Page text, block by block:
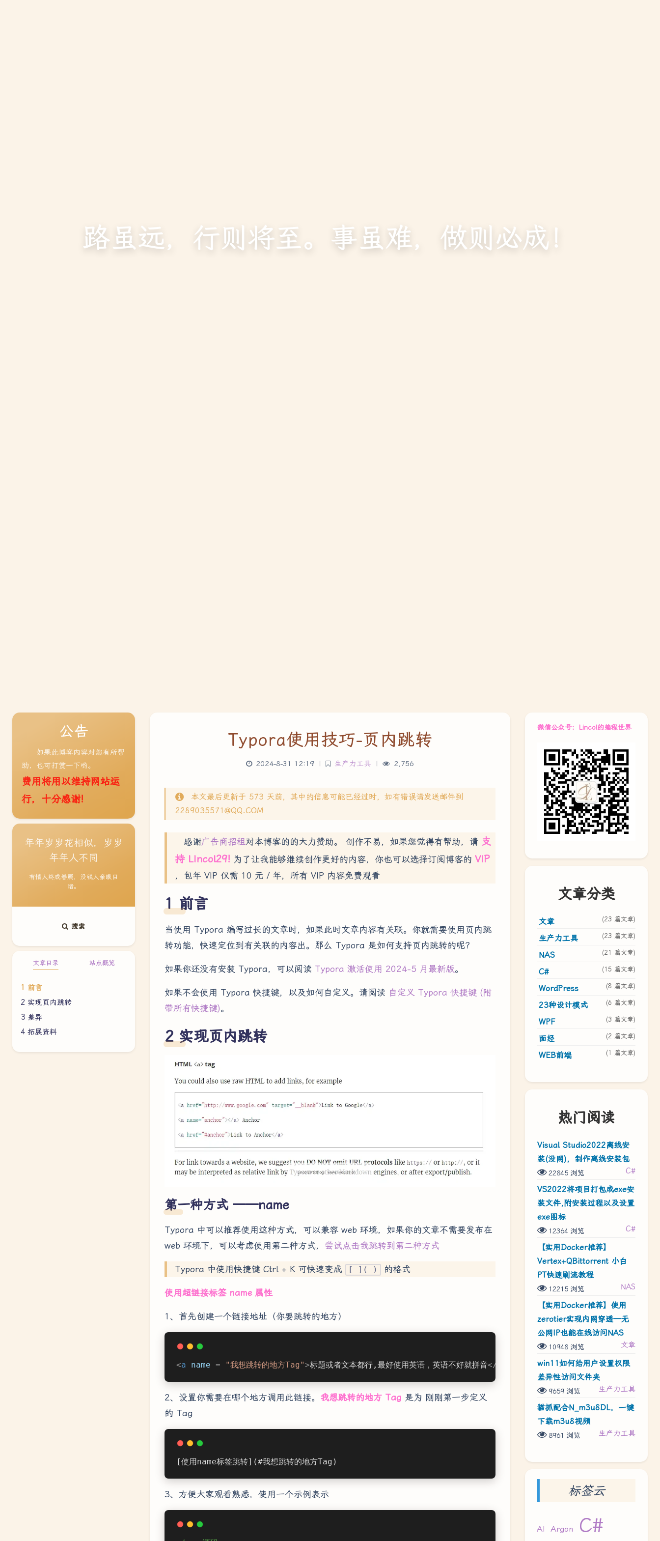
路虽远，行则将至。事虽难，做则必成！
公告
如果此博客内容对您有所帮
助，也可打赏一下哟。
费用将用以维持网站运
行，十分感谢!
年年岁岁花相似，岁岁
年年人不同
有情人终成眷属，没钱人亲眼目
睹。
搜索
文章目录 站点概览
前言
实现页内跳转
差异
拓展资料
微信公众号：Lincol的编程世界
文章分类
文章 (23 篇文章)
生产力工具 (23 篇文章)
NAS (21 篇文章)
C# (15 篇文章)
WordPress (8 篇文章)
23种设计模式 (6 篇文章)
WPF (3 篇文章)
面经 (2 篇文章)
WEB前端 (1 篇文章)
热门阅读
Visual Studio2022离线安
装(没网)，制作离线安装包
22845 浏览 C#
VS2022将项目打包成exe安
装文件,附安装过程以及设置
exe图标
12364 浏览 C#
【实用Docker推荐】
Vertex+QBittorrent 小白
PT快速刷流教程
12215 浏览 NAS
【实用Docker推荐】使用
zerotier实现内网穿透—无
公网IP也能在线访问NAS
10948 浏览 文章
win11如何给用户设置权限
差异性访问文件夹
9659 浏览 生产力工具
猫抓配合N_m3u8DL，一键
下载m3u8视频
8961 浏览 生产力工具
标签云
AI Argon C#
Typora使用技巧-页内跳转
2024-8-31 12:19 | 生产力工具 | 2,756
本文最后更新于 573 天前，其中的信息可能已经过时，如有错误请发送邮件到
2289035571@QQ.COM
感谢广告商招租对本博客的的大力赞助。 创作不易，如果您觉得有帮助，请 支
持 LIncol29! 为了让我能够继续创作更好的内容，你也可以选择订阅博客的 VIP
，包年 VIP 仅需 10 元 / 年，所有 VIP 内容免费观看
前言
当使用 Typora 编写过长的文章时，如果此时文章内容有关联。你就需要使用页内跳
转功能，快速定位到有关联的内容出。那么 Typora 是如何支持页内跳转的呢？
如果你还没有安装 Typora，可以阅读 Typora 激活使用 2024-5 月最新版。
如果不会使用 Typora 快捷键，以及如何自定义。请阅读 自定义 Typora 快捷键 (附
带所有快捷键)。
实现页内跳转
第一种方式 ——name
Typora 中可以推荐使用这种方式，可以兼容 web 环境，如果你的文章不需要发布在
web 环境下，可以考虑使用第二种方式， 尝试点击我跳转到第二种方式
Typora 中使用快捷键 Ctrl + K 可快速变成 [ ]( ) 的格式
使用超链接标签 name 属性
1、首先创建一个链接地址（你要跳转的地方）
<a name = "我想跳转的地方Tag">标题或者文本都行,最好使用英语，英语不好就拼音</
2、设置你需要在哪个地方调用此链接。 我想跳转的地方 Tag 是为 刚刚第一步定义
的 Tag
[使用name标签跳转](#我想跳转的地方Tag)
3、方便大家观看熟悉，使用一个示例表示